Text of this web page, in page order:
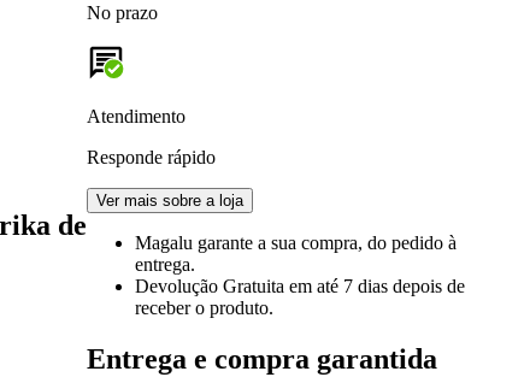
de
No prazo
Atendimento
Responde rápido
Ver mais sobre a loja
Magalu garante a sua compra, do pedido à
entrega.
Devolução Gratuita em até 7 dias depois de
receber o produto.
Entrega e compra garantida